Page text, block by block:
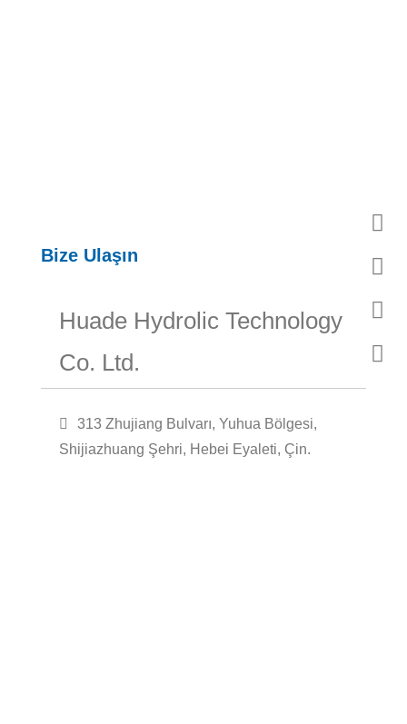
Bize Ulaşın
Huade Hydrolic Technology
Co. Ltd.
313 Zhujiang Bulvarı, Yuhua Bölgesi,
Shijiazhuang Şehri, Hebei Eyaleti, Çin.